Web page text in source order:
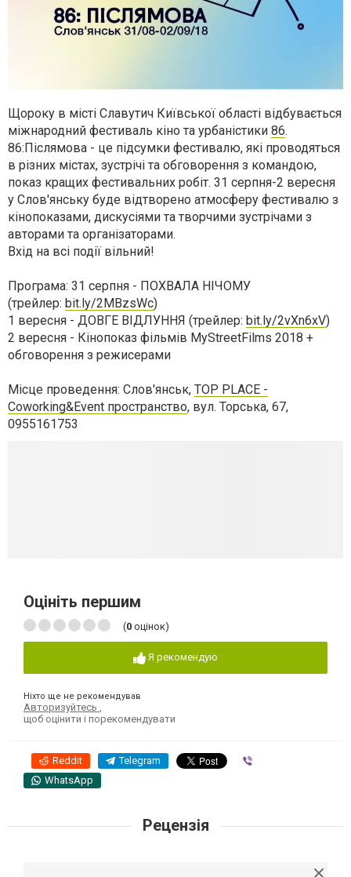
Щороку в місті Славутич Київської області відбувається
міжнародний фестиваль кіно та урбаністики 86.
86:Післямова - це підсумки фестивалю, які проводяться
в різних містах, зустрічі та обговорення з командою,
показ кращих фестивальних робіт. 31 серпня-2 вересня
у Слов'янську буде відтворено атмосферу фестивалю з
кінопоказами, дискусіями та творчими зустрічами з
авторами та організаторами.
Вхід на всі події вільний!
Програма: 31 серпня - ПОХВАЛА НІЧОМУ
(трейлер: bit.ly/2MBzsWc)
1 вересня - ДОВГЕ ВІДЛУННЯ (трейлер: bit.ly/2vXn6xV)
2 вересня - Кінопоказ фільмів MyStreetFilms 2018 +
обговорення з режисерами
Місце проведення: Слов'янськ, TOP PLACE -
Coworking&Event пространство, вул. Торська, 67,
0955161753
Оцініть першим
(0 оцінок)
Я рекомендую
Ніхто ще не рекомендував
Авторизуйтесь ,
щоб оцінити і порекомендувати
Reddit Telegram
WhatsApp
Рецензія